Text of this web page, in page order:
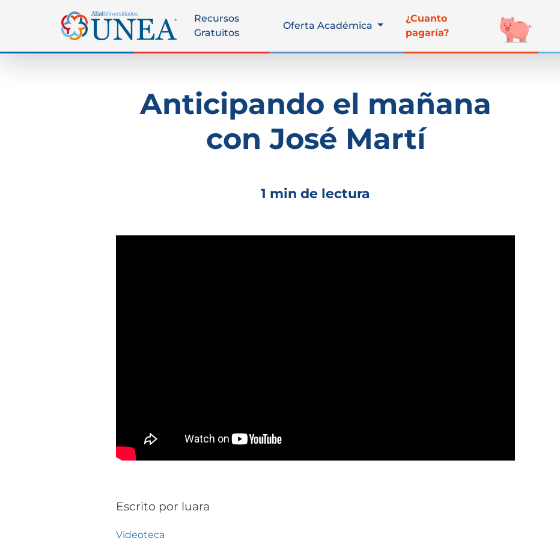
Recursos
Gratuitos
Oferta Académica
¿Cuanto
pagaría?
Anticipando el mañana
con José Martí
1 min de lectura
Escrito por luara
Videoteca